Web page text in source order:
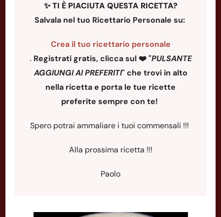
✨TI È PIACIUTA QUESTA RICETTA?
Salvala nel tuo Ricettario Personale su:
Crea il tuo ricettario personale
. Registrati gratis, clicca sul ❤️ "PULSANTE
AGGIUNGI AI PREFERITI"che trovi in alto
nella ricetta e porta le tue ricette
preferite sempre con te!
Spero potrai ammaliare i tuoi commensali !!!
Alla prossima ricetta !!!
Paolo